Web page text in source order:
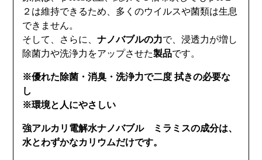
２は維持できるため、多くのウイルスや菌類は生息
できません。
そして、さらに、ナノバブルの力で、浸透力が増し
除菌力や洗浄力をアップさせた製品です。
※優れた除菌・消臭・洗浄力で二度 拭きの必要な
し
※環境と人にやさしい
強アルカリ電解水ナノバブル ミラミスの成分は、
水とわずかなカリウムだけです。